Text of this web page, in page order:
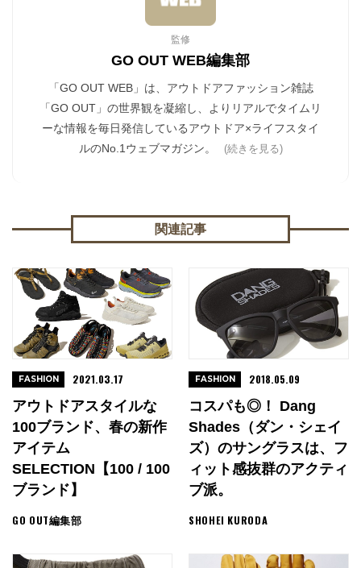
監修
GO OUT WEB編集部
「GO OUT WEB」は、アウトドアファッション雑誌
「GO OUT」の世界観を凝縮し、よりリアルでタイムリ
ーな情報を毎日発信しているアウトドア×ライフスタイ
ルのNo.1ウェブマガジン。
(続きを見る)
関連記事
アウトドアスタイルな
100ブランド、春の新作
アイテム
SELECTION【100 / 100
ブランド】
GO OUT編集部
FASHION 2021.03.17
コスパも◎！ Dang
Shades（ダン・シェイ
ズ）のサングラスは、フ
ィット感抜群のアクティ
ブ派。
SHOHEI KURODA
FASHION 2018.05.09